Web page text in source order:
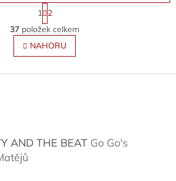
O
v
l
á
k
S
t
r
á
n
k
v
1 2
37 položek celkem
NAHORU
AND THE BEAT Go Go's
produktu je 5 z 5 hvězdiček.